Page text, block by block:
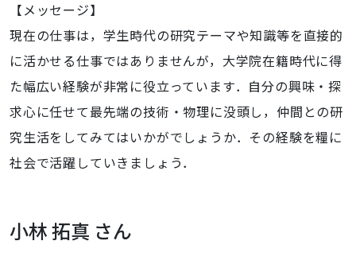
【メッセージ】
現在の仕事は，学生時代の研究テーマや知識等を直接的
に活かせる仕事ではありませんが，大学院在籍時代に得
た幅広い経験が非常に役立っています．自分の興味・探
求心に任せて最先端の技術・物理に没頭し，仲間との研
究生活をしてみてはいかがでしょうか．その経験を糧に
社会で活躍していきましょう．
小林 拓真 さん